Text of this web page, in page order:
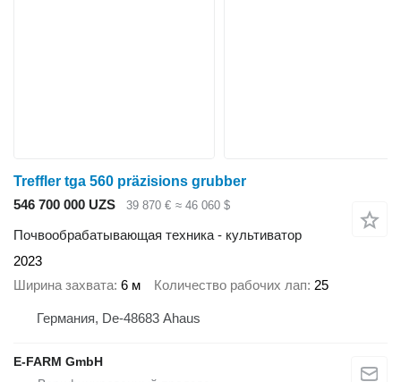
Treffler tga 560 präzisions grubber
546 700 000 UZS
39 870 € ≈ 46 060 $
Почвообрабатывающая техника - культиватор
2023
Ширина захвата 6 м Количество рабочих лап 25
Германия, De-48683 Ahaus
E-FARM GmbH